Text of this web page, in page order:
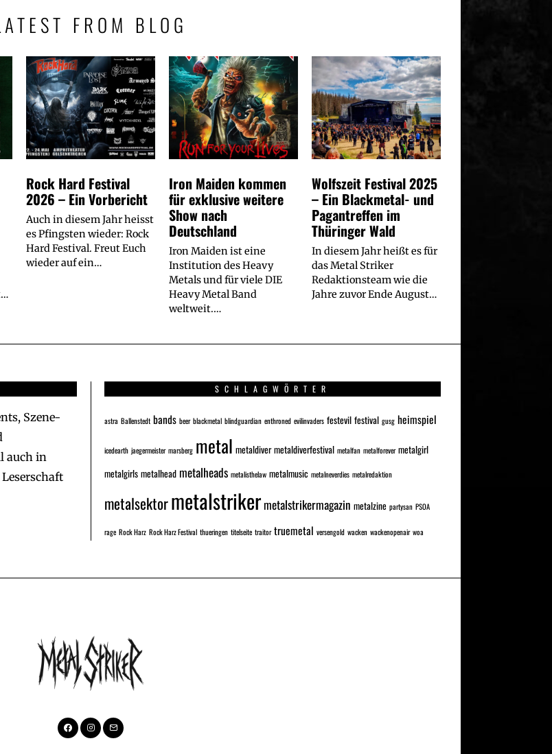
FROM BLOG
Rock Hard Festival
2026 – Ein Vorbericht
Auch in diesem Jahr heisst
es Pfingsten wieder: Rock
Hard Festival. Freut Euch
wieder auf ein…
Iron Maiden kommen
für exklusive weitere
Show nach
Deutschland
Iron Maiden ist eine
Institution des Heavy
Metals und für viele DIE
Heavy Metal Band
weltweit.…
Wolfszeit Festival 2025
– Ein Blackmetal- und
Pagantreffen im
Thüringer Wald
In diesem Jahr heißt es für
das Metal Striker
Redaktionsteam wie die
Jahre zuvor Ende August…
Szene-
auch in
SCHLAGWÖRTER
astra Ballenstedt bands beer blackmetal blindguardian enthroned evilinvaders festevil festival gusg heimspiel
icedearth jaegermeister marsberg metal metaldiver metaldiverfestival metalfan metalforever metalgirl
metalgirls metalhead metalheads metalisthelaw metalmusic metalneverdies metalredaktion
metalsektormetalstriker metalstrikermagazin metalzine partysan PSOA
rage Rock Harz Rock Harz Festival thueringen titelseite traitor truemetal versengold wacken wackenopenair woa